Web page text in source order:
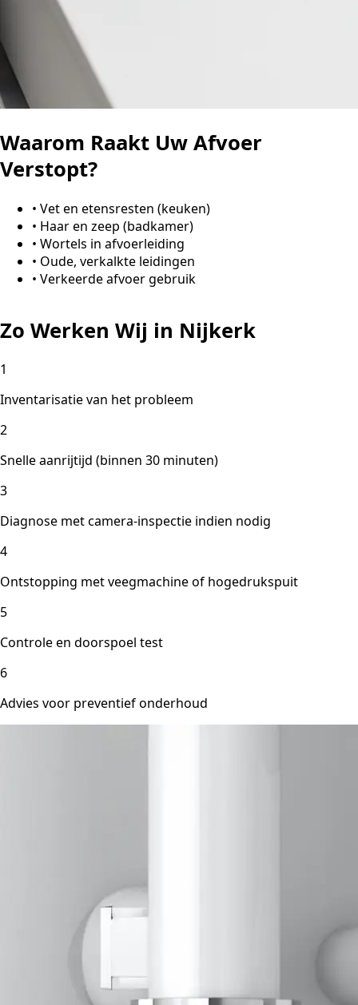
Waarom Raakt Uw Afvoer
Verstopt?
• Vet en etensresten (keuken)
• Haar en zeep (badkamer)
• Wortels in afvoerleiding
• Oude, verkalkte leidingen
• Verkeerde afvoer gebruik
Zo Werken Wij in Nijkerk
1
Inventarisatie van het probleem
2
Snelle aanrijtijd (binnen 30 minuten)
3
Diagnose met camera-inspectie indien nodig
4
Ontstopping met veegmachine of hogedrukspuit
5
Controle en doorspoel test
6
Advies voor preventief onderhoud